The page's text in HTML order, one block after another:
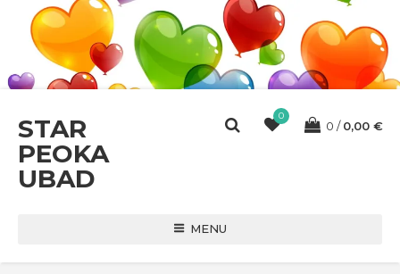
STAR
PEOKA
UBAD
0
0 0,00 €
MENU